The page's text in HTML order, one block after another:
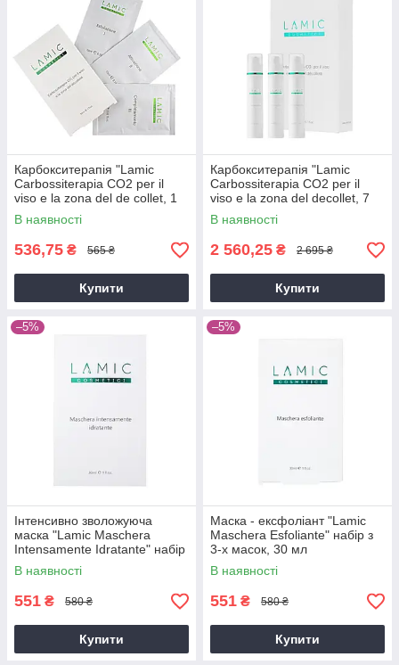
Карбокситерапія "Lamic
Carbossiterapia CO2 per il
viso e la zona del de collet, 1
procedure", 30 мл
В наявності
536,75 ₴ 565 ₴
Купити
Карбокситерапія "Lamic
Carbossiterapia CO2 per il
viso e la zona del decollet, 7
procedure", 150 мл
В наявності
2 560,25 ₴ 2 695 ₴
Купити
–5%
Інтенсивно зволожуюча
маска "Lamic Maschera
Intensamente Idratante" набір
з 3-х масок, 30 мл
В наявності
551 ₴ 580 ₴
Купити
–5%
Маска - ексфоліант "Lamic
Maschera Esfoliante" набір з
3-х масок, 30 мл
В наявності
551 ₴ 580 ₴
Купити